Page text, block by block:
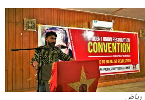
ریاض